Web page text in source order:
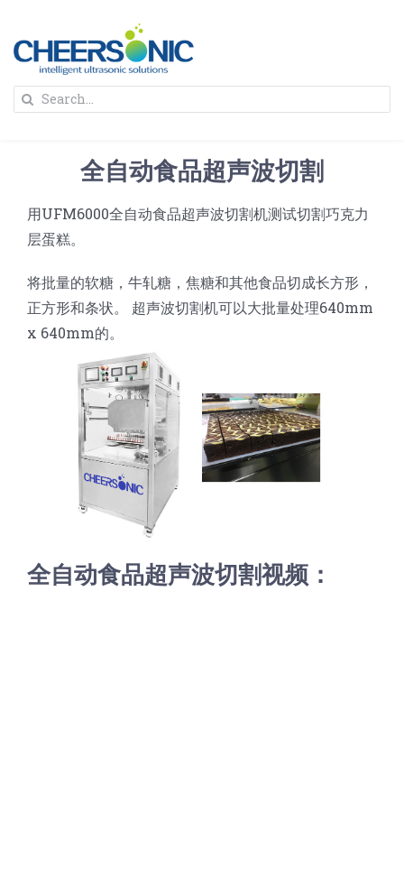
content
蛋糕切割机
圆蛋糕切割机
蛋糕切块机
蛋糕切片机
三角蛋糕切割机
奶酪切片
圆形奶酪切片
块状奶酪切片
条状奶酪切片
三明治/披萨/寿司切割
披萨切割机
三明治切割机
常温面团切割
糕点/糖果
超声波设备
公司新闻
人才招聘
Search
全自动食品超声波切割
用UFM6000全自动食品超声波切割机测试切割巧克力
层蛋糕。
将批量的软糖，牛轧糖，焦糖和其他食品切成长方形，
正方形和条状。 超声波切割机可以大批量处理640mm
x 640mm的。
全自动食品超声波切割视频：